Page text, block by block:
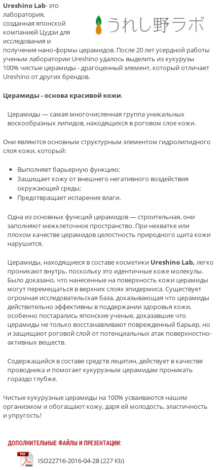
Ureshino Lab- это
лаборатория,
созданная японской
компанией Цудзи для
исследования и
получения нано-формы церамидов. После 20 лет усердной работы
ученым лаборатории Ureshino удалось выделить из кукурузы
100% чистые церамиды - драгоценный элемент, который отличает
Ureshino от других брендов.
Церамиды - основа красивой кожи.
Церамиды — самая многочисленная группа уникальных
воскообразных липидов, находящихся в роговом слое кожи.
Они являются основным структурным элементом гидролипидного
слоя кожи, который:
Выполняет барьерную функцию;
Защищает кожу от внешнего негативного воздействия
окружающей среды;
Предотвращает испарение влаги.
Одна из основных функций церамидов — строительная, они
заполняют межклеточное пространство. При нехватке или
плохом качестве церамидов целостность природного щита кожи
нарушится.
Церамиды, находящиеся в составе косметики Ureshino Lab, легко
проникают внутрь, поскольку это идентичные коже молекулы.
Было доказано, что нанесенные на поверхность кожи церамиды
могут перемещаться в верхних слоях эпидермиса. Существует
огромная исследовательская база, доказывающая что церамиды
действительно эффективны в поддержании здоровья кожи,
особенно постарались японские ученые, доказавшие что
церамиды не только восстанавливают поврежденный барьер, но
и защищают роговой слой от потенциальных атак поверхностно-
активных веществ.
Содержащийся в составе средств лецитин, действует в качестве
проводника и помогает кукурузным церамидам проникать
гораздо глубже.
Чистые кукурузные церамиды на 100% усваиваются нашим
организмом и обогащают кожу, даря ей молодость, эластичность
и упругость!
ДОПОЛНИТЕЛЬНЫЕ ФАЙЛЫ И ПРЕЗЕНТАЦИИ:
ISO22716-2016-04-28(227 Кb)